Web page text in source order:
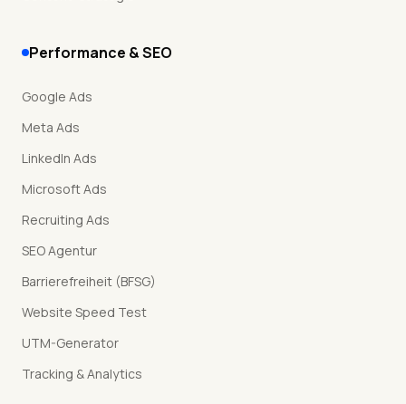
Performance & SEO
Google Ads
Meta Ads
LinkedIn Ads
Microsoft Ads
Recruiting Ads
SEO Agentur
Barrierefreiheit (BFSG)
Website Speed Test
UTM-Generator
Tracking & Analytics